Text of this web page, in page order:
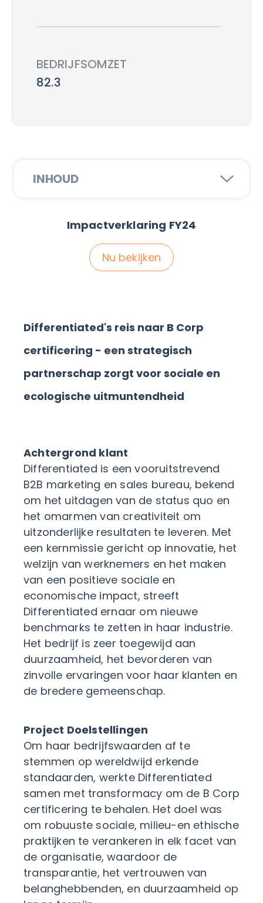
BEDRIJFSOMZET
82.3
INHOUD
Impactverklaring FY24
Nu bekijken
Differentiated's reis naar B Corp
certificering - een strategisch
partnerschap zorgt voor sociale en
ecologische uitmuntendheid
Achtergrond klant
Differentiated is een vooruitstrevend
B2B marketing en sales bureau, bekend
om het uitdagen van de status quo en
het omarmen van creativiteit om
uitzonderlijke resultaten te leveren. Met
een kernmissie gericht op innovatie, het
welzijn van werknemers en het maken
van een positieve sociale en
economische impact, streeft
Differentiated ernaar om nieuwe
benchmarks te zetten in haar industrie.
Het bedrijf is zeer toegewijd aan
duurzaamheid, het bevorderen van
zinvolle ervaringen voor haar klanten en
de bredere gemeenschap.
Project Doelstellingen
Om haar bedrijfswaarden af te
stemmen op wereldwijd erkende
standaarden, werkte Differentiated
samen met transformacy om de B Corp
certificering te behalen. Het doel was
om robuuste sociale, milieu-en ethische
praktijken te verankeren in elk facet van
de organisatie, waardoor de
transparantie, het vertrouwen van
belanghebbenden, en duurzaamheid op